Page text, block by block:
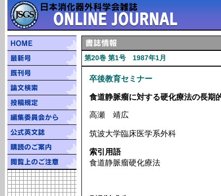
第20巻 第1号 1987年1月
卒後教育セミナー
食道静脈瘤に対する硬化療法の長期
高瀬 靖広
筑波大学臨床医学系外科
索引用語
食道静脈瘤硬化療法